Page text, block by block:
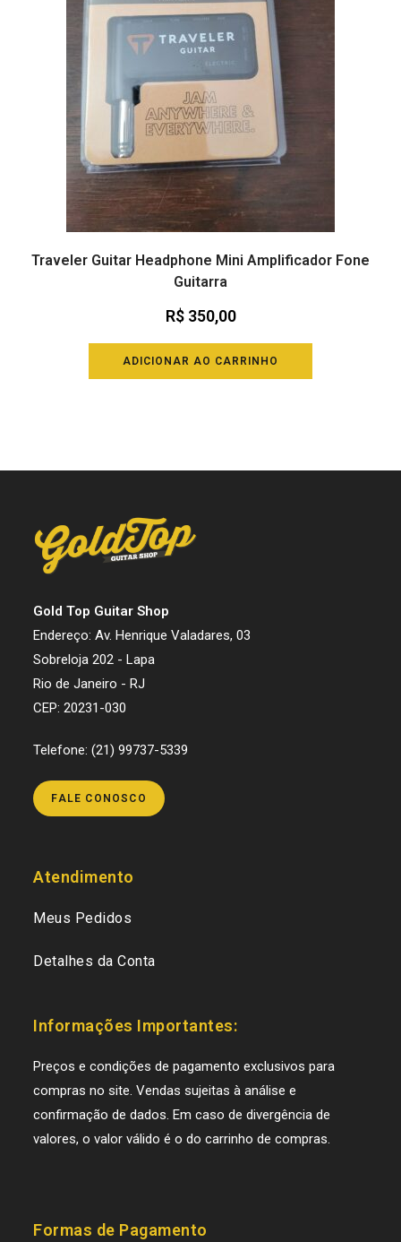
Traveler Guitar Headphone Mini Amplificador Fone
Guitarra
R$350,00
ADICIONAR AO CARRINHO
Gold Top Guitar Shop
Endereço: Av. Henrique Valadares, 03
Sobreloja 202 - Lapa
Rio de Janeiro - RJ
CEP: 20231-030
Telefone: (21) 99737-5339
FALE CONOSCO
Atendimento
Meus Pedidos
Detalhes da Conta
Informações Importantes:
Preços e condições de pagamento exclusivos para
compras no site. Vendas sujeitas à análise e
confirmação de dados. Em caso de divergência de
valores, o valor válido é o do carrinho de compras.
Formas de Pagamento